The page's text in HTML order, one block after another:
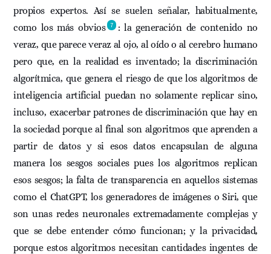
propios expertos. Así se suelen señalar, habitualmente,
como los más obvios
7
: la generación de contenido no
veraz, que parece veraz al ojo, al oído o al cerebro humano
pero que, en la realidad es inventado; la discriminación
algorítmica, que genera el riesgo de que los algoritmos de
inteligencia artificial puedan no solamente replicar sino,
incluso, exacerbar patrones de discriminación que hay en
la sociedad porque al final son algoritmos que aprenden a
partir de datos y si esos datos encapsulan de alguna
manera los sesgos sociales pues los algoritmos replican
esos sesgos; la falta de transparencia en aquellos sistemas
como el ChatGPT, los generadores de imágenes o Siri, que
son unas redes neuronales extremadamente complejas y
que se debe entender cómo funcionan; y la privacidad,
porque estos algoritmos necesitan cantidades ingentes de